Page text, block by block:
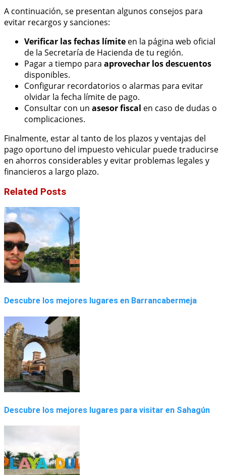
A continuación, se presentan algunos consejos para
evitar recargos y sanciones:
Verificar las fechas límite en la página web oficial
de la Secretaría de Hacienda de tu región.
Pagar a tiempo para aprovechar los descuentos
disponibles.
Configurar recordatorios o alarmas para evitar
olvidar la fecha límite de pago.
Consultar con un asesor fiscal en caso de dudas o
complicaciones.
Finalmente, estar al tanto de los plazos y ventajas del
pago oportuno del impuesto vehicular puede traducirse
en ahorros considerables y evitar problemas legales y
financieros a largo plazo.
Related Posts
Descubre los mejores lugares en Barrancabermeja
Descubre los mejores lugares para visitar en Sahagún